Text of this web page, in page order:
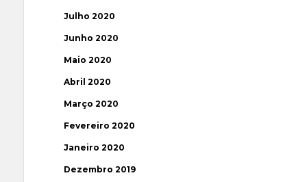
Julho 2020
Junho 2020
Maio 2020
Abril 2020
Março 2020
Fevereiro 2020
Janeiro 2020
Dezembro 2019